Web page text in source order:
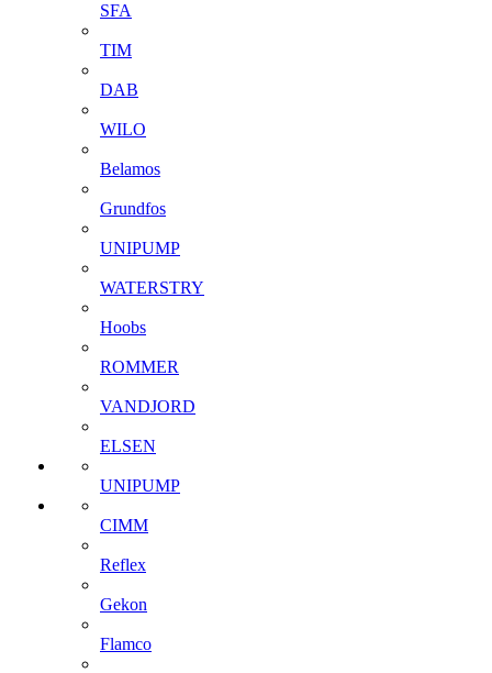
SFA
TIM
DAB
WILO
Belamos
Grundfos
UNIPUMP
WATERSTRY
Hoobs
ROMMER
VANDJORD
ELSEN
UNIPUMP
CIMM
Reflex
Gekon
Flamco